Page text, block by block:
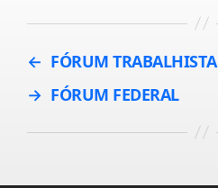
← FÓRUM TRABALHISTA
→ FÓRUM FEDERAL